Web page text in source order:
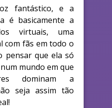
fantástico, e a
é basicamente a
virtuais, uma
com fãs em todo o
pensar que ela só
mundo em que
dominam a
seja assim tão